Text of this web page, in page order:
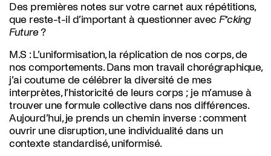
Des premières notes sur votre carnet aux répétitions,
que reste-t-il d’important à questionner avec F*cking
Future ?
M.S :L’uniformisation, la réplication de nos corps, de
nos comportements. Dans mon travail chorégraphique,
j’ai coutume de célébrer la diversité de mes
interprètes, l’historicité de leurs corps ; je m’amuse à
trouver une formule collective dans nos différences.
Aujourd’hui, je prends un chemin inverse : comment
ouvrir une disruption, une individualité dans un
contexte standardisé, uniformisé.